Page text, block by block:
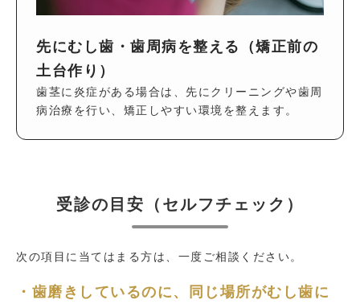
先にむし歯・歯周病を整える（矯正前の
土台作り）
歯茎に炎症がある場合は、先にクリーニングや歯周
病治療を行い、矯正しやすい環境を整えます。
受診の目安（セルフチェック）
次の項目に当てはまる方は、一度ご相談ください。
・歯磨きしているのに、同じ場所がむし歯に